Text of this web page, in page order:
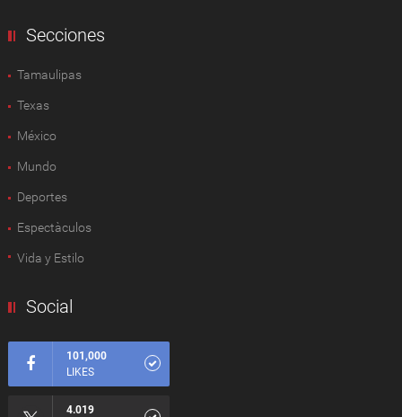
Secciones
Tamaulipas
Texas
México
Mundo
Deportes
Espectàculos
Vida y Estilo
Social
101,000
LIKES
4.019